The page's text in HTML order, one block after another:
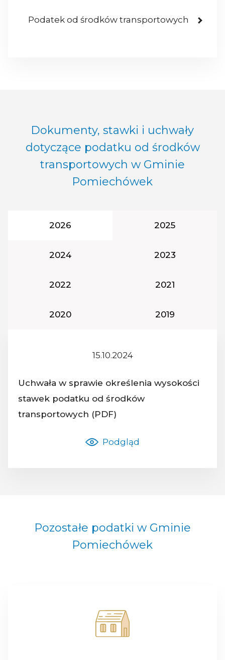
Podatek od środków transportowych
Dokumenty, stawki i uchwały
dotyczące podatku od środków
transportowych w Gminie
Pomiechówek
Rok podatkowy:
2026 Rok podatkowy:
2025
Rok podatkowy:
2024 Rok podatkowy:
2023
Rok podatkowy:
2022 Rok
2021
Rok podatkowy:
2020 Rok
2019
15.10.2024
Nazwa dokumentu:
Uchwała w sprawie określenia wysokości
stawek podatku od środków
transportowych (PDF)
Podgląd
Pozostałe podatki w Gminie
Pomiechówek